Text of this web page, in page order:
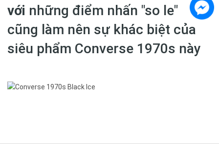
với những điểm nhấn "so le"
cũng làm nên sự khác biệt của
siêu phẩm Converse 1970s này